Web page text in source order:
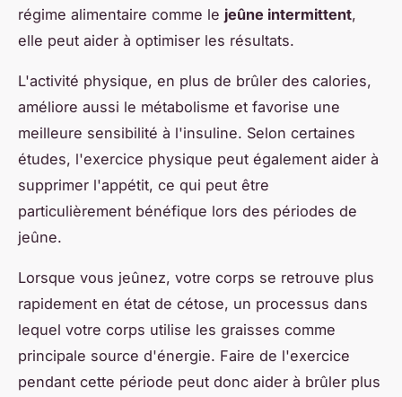
régime alimentaire comme le jeûne intermittent,
elle peut aider à optimiser les résultats.
L'activité physique, en plus de brûler des calories,
améliore aussi le métabolisme et favorise une
meilleure sensibilité à l'insuline. Selon certaines
études, l'exercice physique peut également aider à
supprimer l'appétit, ce qui peut être
particulièrement bénéfique lors des périodes de
jeûne.
Lorsque vous jeûnez, votre corps se retrouve plus
rapidement en état de cétose, un processus dans
lequel votre corps utilise les graisses comme
principale source d'énergie. Faire de l'exercice
pendant cette période peut donc aider à brûler plus